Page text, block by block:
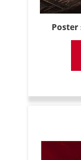
Poster